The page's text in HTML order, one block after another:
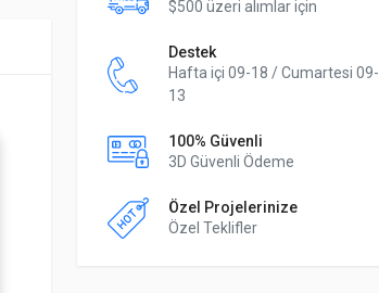
$500 üzeri alımlar için
Destek
Hafta içi 09-18 / Cumartesi 09-
13
100% Güvenli
3D Güvenli Ödeme
Özel Projelerinize
Özel Teklifler